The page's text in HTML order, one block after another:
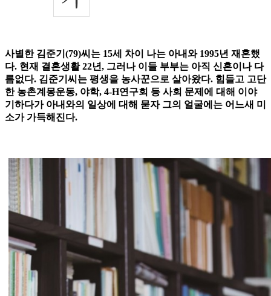
사별한 김준기(79)씨는 15세 차이 나는 아내와 1995년 재혼했
다. 현재 결혼생활 22년, 그러나 이들 부부는 아직 신혼이나 다
름없다. 김준기씨는 평생을 농사꾼으로 살아왔다. 힘들고 고단
한 농촌계몽운동, 야학, 4-H연구회 등 사회 문제에 대해 이야
기하다가 아내와의 일상에 대해 묻자 그의 얼굴에는 어느새 미
소가 가득해진다.